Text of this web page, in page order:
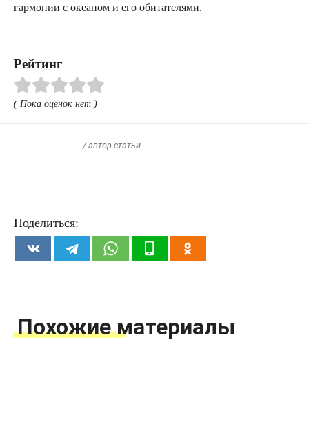
гармонии с океаном и его обитателями.
Рейтинг
( Пока оценок нет )
/ автор статьи
Поделиться:
Похожие материалы